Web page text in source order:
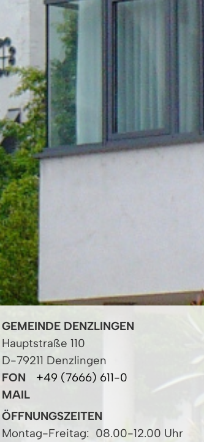
GEMEINDE DENZLINGEN
Hauptstraße 110
D-79211 Denzlingen
FON
+49 (7666) 611-0
MAIL
ÖFFNUNGSZEITEN
Montag-Freitag: 08.00-12.00 Uhr